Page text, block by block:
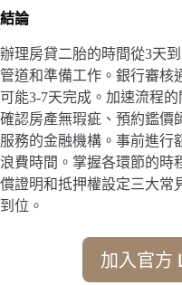
結論
辦理房貸二胎的時間從3天
管道和準備工作。銀行審核
可能3-7天完成。加速流程
確認房產無瑕疵、預約鑑價
服務的金融機構。事前進行
浪費時間。掌握各環節的時
償證明和抵押權設定三大常
到位。
加入官方